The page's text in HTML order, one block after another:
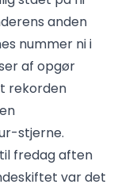
anden
nummer ni i
af opgør
rekorden
stjerne.
fredag aften
var det